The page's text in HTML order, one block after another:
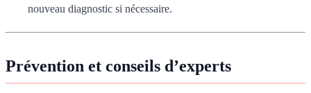
nouveau diagnostic si nécessaire.
Prévention et conseils d’experts